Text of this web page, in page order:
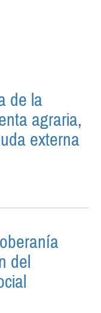
de la
agraria,
externa
Y
del